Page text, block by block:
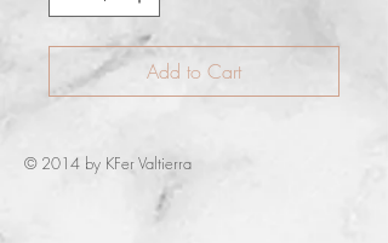
Add to Cart
© 2014 by KFer Valtierra